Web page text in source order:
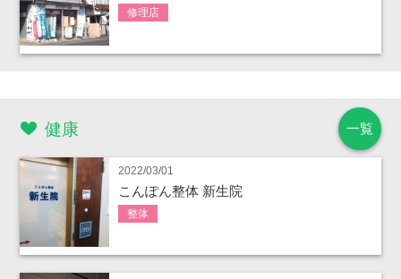
修理店
一覧
健康
2022/03/01
こんぽん整体 新生院
整体